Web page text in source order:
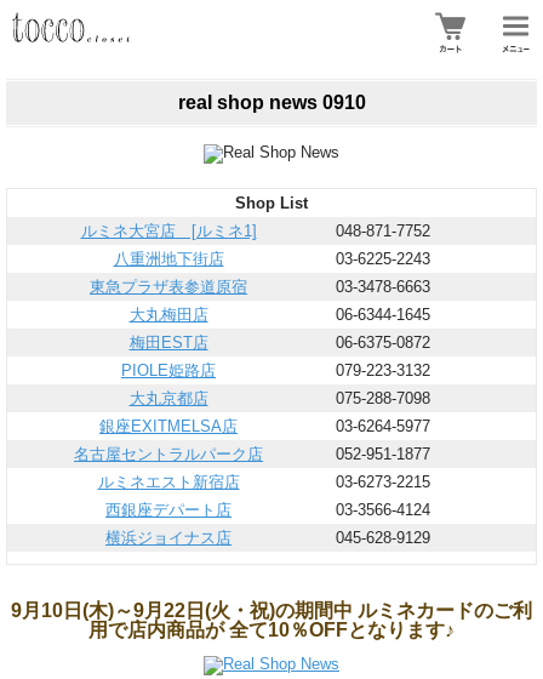
real shop news 0910
Shop List
ルミネ大宮店 [ルミネ1]
048-871-7752
八重洲地下街店
03-6225-2243
東急プラザ表参道原宿
03-3478-6663
大丸梅田店
06-6344-1645
梅田EST店
06-6375-0872
PIOLE姫路店
079-223-3132
大丸京都店
075-288-7098
銀座EXITMELSA店
03-6264-5977
名古屋セントラルパーク店
052-951-1877
ルミネエスト新宿店
03-6273-2215
西銀座デパート店
03-3566-4124
横浜ジョイナス店
045-628-9129
9月10日(木)～9月22日(火・祝)の期間中 ルミネカードのご利
用で店内商品が 全て10％OFFとなります♪